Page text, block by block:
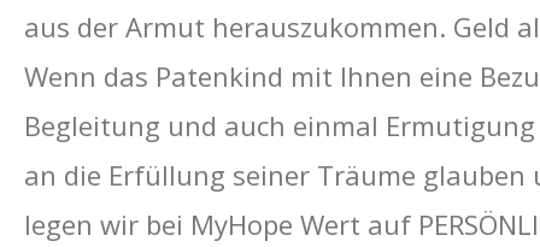
aus der Armut herauszukommen. Geld
Wenn das Patenkind mit Ihnen eine
Begleitung und auch einmal
an die Erfüllung seiner Träume
legen wir bei MyHope Wert auf